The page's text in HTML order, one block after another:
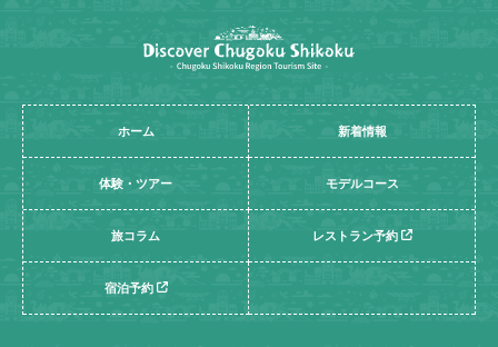
ホーム 新着情報
体験・ツアー モデルコース
旅コラム レストラン予約
宿泊予約